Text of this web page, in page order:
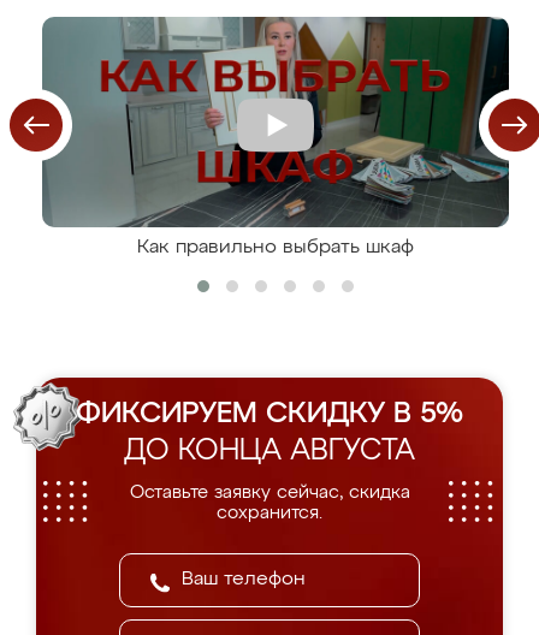
Как правильно выбрать шкаф
ФИКСИРУЕМ СКИДКУ В 5%
ДО КОНЦА АВГУСТА
Оставьте заявку сейчас, скидка
сохранится.